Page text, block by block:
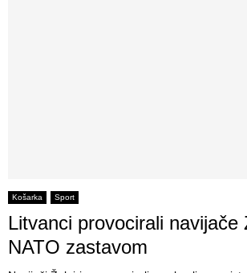
Košarka Sport
Litvanci provocirali navijače
NATO zastavom